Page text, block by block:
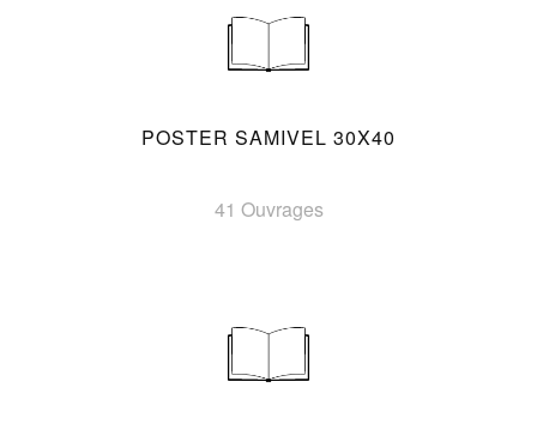
POSTER SAMIVEL 30X40
41 Ouvrages